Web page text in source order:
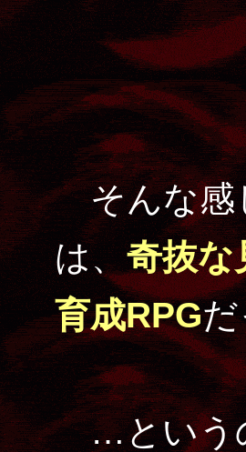
そんな感
は、奇抜な
育成RPG
…というの